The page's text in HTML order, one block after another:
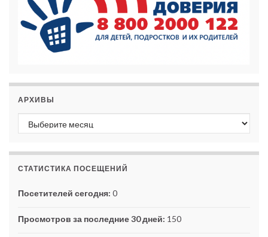
АРХИВЫ
Архивы
СТАТИСТИКА ПОСЕЩЕНИЙ
Посетителей сегодня: 0
Просмотров за последние 30 дней: 150